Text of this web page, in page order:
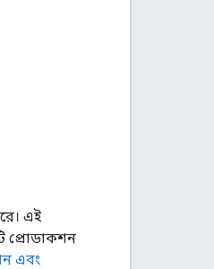
এই
প্রোডাকশন
এবং